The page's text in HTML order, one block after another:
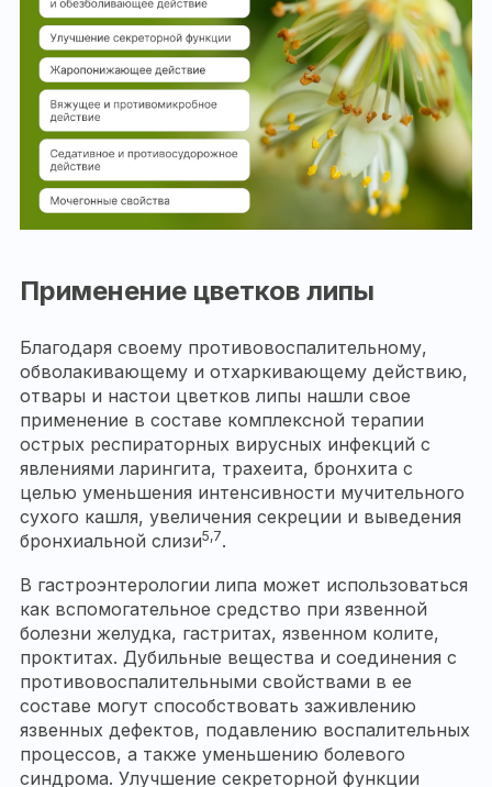
Применение цветков липы
Благодаря своему противовоспалительному,
обволакивающему и отхаркивающему действию,
отвары и настои цветков липы нашли свое
применение в составе комплексной терапии
острых респираторных вирусных инфекций с
явлениями ларингита, трахеита, бронхита с
целью уменьшения интенсивности мучительного
сухого кашля, увеличения секреции и выведения
бронхиальной слизи5,7.
В гастроэнтерологии липа может использоваться
как вспомогательное средство при язвенной
болезни желудка, гастритах, язвенном колите,
проктитах. Дубильные вещества и соединения с
противовоспалительными свойствами в ее
составе могут способствовать заживлению
язвенных дефектов, подавлению воспалительных
процессов, а также уменьшению болевого
синдрома. Улучшение секреторной функции